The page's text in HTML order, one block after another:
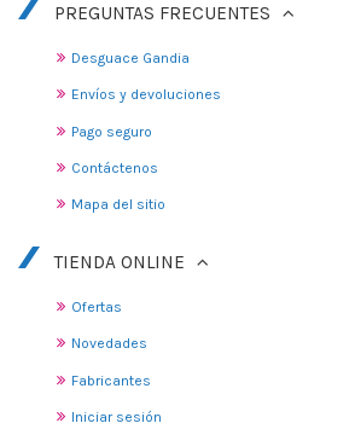
PREGUNTAS FRECUENTES
Desguace Gandia
Envíos y devoluciones
Pago seguro
Contáctenos
Mapa del sitio
TIENDA ONLINE
Ofertas
Novedades
Fabricantes
Iniciar sesión